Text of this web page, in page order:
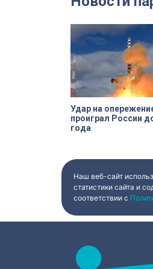
Удар на
проиграл России
года
Наш веб-сайт
статистики сайта и
соответствии с